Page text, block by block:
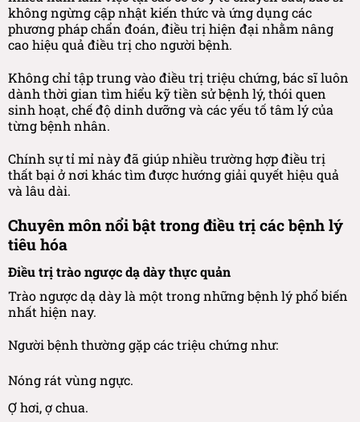
không ngừng cập nhật kiến thức và ứng dụng các
phương pháp chẩn đoán, điều trị hiện đại nhằm nâng
cao hiệu quả điều trị cho người bệnh.
Không chỉ tập trung vào điều trị triệu chứng, bác sĩ luôn
dành thời gian tìm hiểu kỹ tiền sử bệnh lý, thói quen
sinh hoạt, chế độ dinh dưỡng và các yếu tố tâm lý của
từng bệnh nhân.
Chính sự tỉ mỉ này đã giúp nhiều trường hợp điều trị
thất bại ở nơi khác tìm được hướng giải quyết hiệu quả
và lâu dài.
Chuyên môn nổi bật trong điều trị các bệnh lý
tiêu hóa
Điều trị trào ngược dạ dày thực quản
Trào ngược dạ dày là một trong những bệnh lý phổ biến
nhất hiện nay.
Người bệnh thường gặp các triệu chứng như:
Nóng rát vùng ngực.
Ợ hơi, ợ chua.